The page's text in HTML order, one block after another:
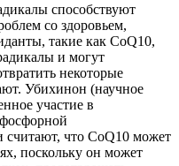
способствуют
со здоровьем,
такие как CoQ10,
и могут
некоторые
Убихинон (научное
участие в
считают, что CoQ10 может
поскольку он может